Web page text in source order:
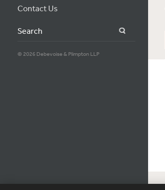
Contact Us
Search
© 2026 Debevoise & Plimpton LLP